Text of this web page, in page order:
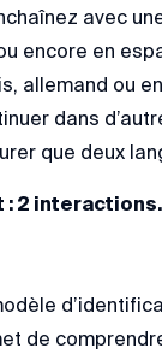
avec
encore en
allemand ou
dans
que deux
2
de